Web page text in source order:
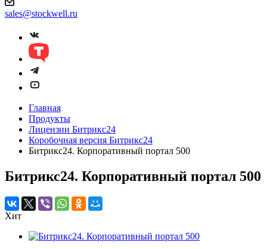
sales@stockwell.ru
Главная
Продукты
Лицензии Битрикс24
Коробочная версия Битрикс24
Битрикс24. Корпоративный портал 500
Битрикс24. Корпоративный портал 500
Хит